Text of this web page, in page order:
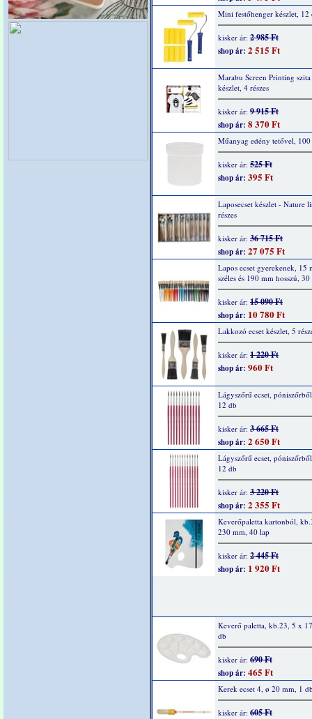
Mini festőhenger készlet, 12
kisker ár: 2 985 Ft
shop ár: 2 515 Ft
Marabu Screen Printing
készlet, 4 részes
kisker ár: 9 915 Ft
shop ár: 8 370 Ft
Műanyag edény tetővel,
kisker ár: 525 Ft
shop ár: 395 Ft
Laposecset készlet - Nature
részes
kisker ár: 36 715 Ft
shop ár: 27 075 Ft
Lapos ecset gyerekenek, 15
széles és 190 mm hosszú,
kisker ár: 15 090 Ft
shop ár: 10 780 Ft
Lakkozó ecset készlet, 5
kisker ár: 1 220 Ft
shop ár: 960 Ft
Lágyszőrű ecset,
12 db
kisker ár: 3 665 Ft
shop ár: 2 650 Ft
Lágyszőrű ecset,
12 db
kisker ár: 3 220 Ft
shop ár: 2 355 Ft
Keverőpaletta kartonból,
230 mm, 40 lap
kisker ár: 2 445 Ft
shop ár: 1 920 Ft
Keverő paletta, kb.23, 5 x
db
kisker ár: 690 Ft
shop ár: 465 Ft
Kerek ecset 4, ø 20 mm, 1
kisker ár: 605 Ft